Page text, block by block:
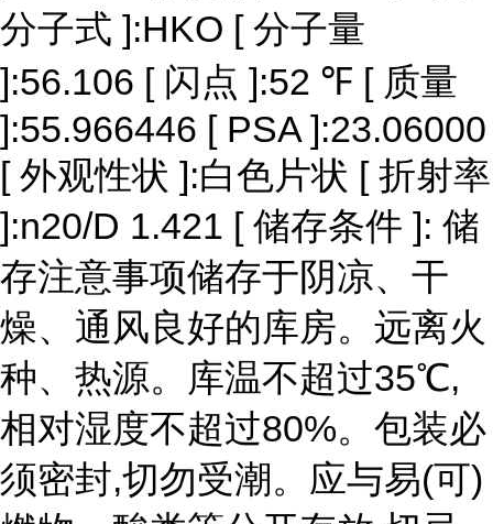
分子式 ]:HKO [ 分子量
]:56.106 [ 闪点 ]:52 ℉ [ 质量
]:55.966446 [ PSA ]:23.06000
[ 外观性状 ]:白色片状 [ 折射率
]:n20/D 1.421 [ 储存条件 ]: 储
存注意事项储存于阴凉、干
燥、通风良好的库房。远离火
种、热源。库温不超过35℃,
相对湿度不超过80%。包装必
须密封,切勿受潮。应与易(可)